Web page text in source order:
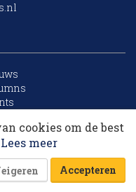
by
cookies om de best
Lees meer
Accepteren